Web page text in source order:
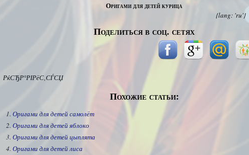
Оригами для детей курица
{lang: 'ru'}
Поделиться в соц. сетях
РќСЂР°РІРёС‚СЃСЏ
Похожие статьи:
Оригами для детей самолёт
Оригами для детей яблоко
Оригами для детей цыплята
Оригами для детей лиса